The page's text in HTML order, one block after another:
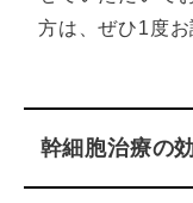
方は、ぜひ1度お
幹細胞治療の